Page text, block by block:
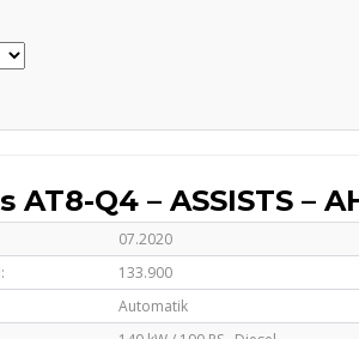
Q4 – ASSISTS –
07.2020
133.900
Automatik